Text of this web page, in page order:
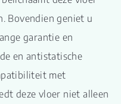
Bovendien geniet u
garantie en
en antistatische
met
deze vloer niet alleen